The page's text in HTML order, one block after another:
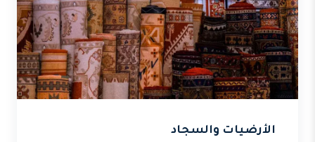
الأرضيات والسجاد